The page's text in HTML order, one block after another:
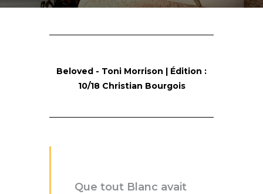
Beloved - Toni Morrison | Édition :
10/18 Christian Bourgois
Que tout Blanc avait